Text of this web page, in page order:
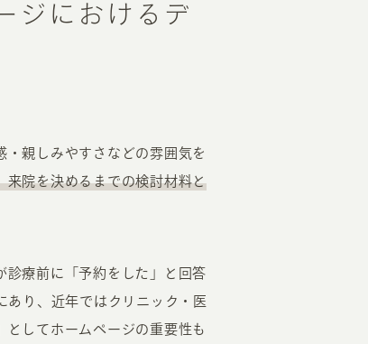
ジにおけるデ
親しみやすさなどの雰囲気を
来院を決めるまでの検討材料と
診療前に「予約をした」と回答
あり、近年ではクリニック・医
してホームページの重要性も